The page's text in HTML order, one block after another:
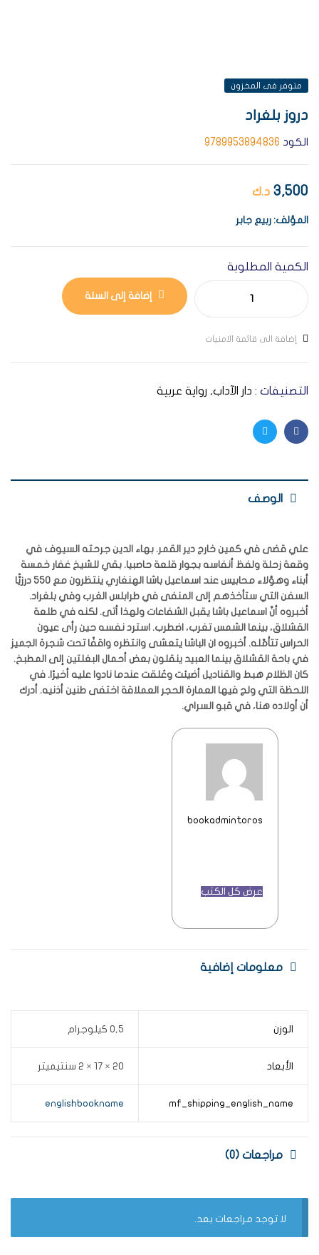
AVAILABILITY:
متوفر فى المخزون
دروز بلغراد
الكود 9789953894836
3,500 د.ك
المؤلف: ربيع جابر
الكمية المطلوبة
إضافة إلى السلة
إضافة الى قائمة الامنيات
التصنيفات : دار الآداب, رواية عربية
Facebook
Twitter
الوصف
علي قضى في كمين خارج دير القمر. بهاء الدين جرحته السيوف في
وقعة زحلة ولفظ أنفاسه بجوار قلعة حاصبيا. بقي للشيخ غفار خمسة
أبناء وهؤلاء محابيس عند اسماعيل باشا الهنغاري ينتظرون مع 550 درزيًّا
السفن التي ستأخذهم إلى المنفى في طرابلس الغرب وفي بلغراد.
أخبروه أنّ اسماعيل باشا يقبل الشفاعات ولهذا أتى. لكنه في طلعة
القشلاق، بينما الشمس تغرب، اضطرب. استرد نفسه حين رأى عيون
الحراس تتأمّله. أخبروه ان الباشا يتعشى وانتظره واقفًا تحت شجرة الجميز
في باحة القشلاق بينما العبيد ينقلون بعض أحمال البغلتين إلى المطبخ.
كان الظلام هبط والقناديل أضيئت وعُلقت عندما نادوا عليه أخيرًا. في
اللحظة التي ولج فيها العمارة الحجر العملاقة اختفى طنين أذنيه. أدرك
أن أولاده هنا، في قبو السراي.
bookadmintoros
عرض كل الكتب
معلومات إضافية
الوزن 0,5 كيلوجرام
الأبعاد 20 × 17 × 2 سنتيميتر
mf_shipping_english_name
englishbookname
مراجعات (0)
لا توجد مراجعات بعد.